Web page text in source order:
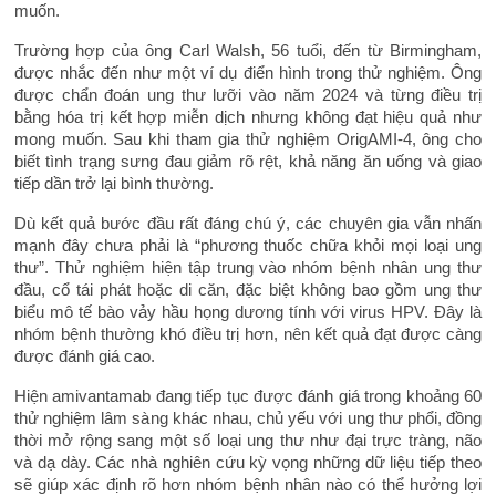
muốn.
Trường hợp của ông Carl Walsh, 56 tuổi, đến từ Birmingham,
được nhắc đến như một ví dụ điển hình trong thử nghiệm. Ông
được chẩn đoán ung thư lưỡi vào năm 2024 và từng điều trị
bằng hóa trị kết hợp miễn dịch nhưng không đạt hiệu quả như
mong muốn. Sau khi tham gia thử nghiệm OrigAMI-4, ông cho
biết tình trạng sưng đau giảm rõ rệt, khả năng ăn uống và giao
tiếp dần trở lại bình thường.
Dù kết quả bước đầu rất đáng chú ý, các chuyên gia vẫn nhấn
mạnh đây chưa phải là “phương thuốc chữa khỏi mọi loại ung
thư”. Thử nghiệm hiện tập trung vào nhóm bệnh nhân ung thư
đầu, cổ tái phát hoặc di căn, đặc biệt không bao gồm ung thư
biểu mô tế bào vảy hầu họng dương tính với virus HPV. Đây là
nhóm bệnh thường khó điều trị hơn, nên kết quả đạt được càng
được đánh giá cao.
Hiện amivantamab đang tiếp tục được đánh giá trong khoảng 60
thử nghiệm lâm sàng khác nhau, chủ yếu với ung thư phổi, đồng
thời mở rộng sang một số loại ung thư như đại trực tràng, não
và dạ dày. Các nhà nghiên cứu kỳ vọng những dữ liệu tiếp theo
sẽ giúp xác định rõ hơn nhóm bệnh nhân nào có thể hưởng lợi